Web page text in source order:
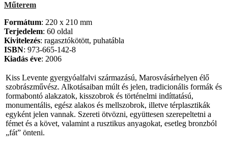
Műterem
Formátum: 220 x 210 mm
Terjedelem: 60 oldal
Kivitelezés: ragasztókötött, puhatábla
ISBN: 973-665-142-8
Kiadás éve: 2006
Kiss Levente gyergyóalfalvi származású, Marosvásárhelyen élő
szobrászművész. Alkotásaiban múlt és jelen, tradicionális formák és
formabontó alakzatok, kisszobrok és történelmi indíttatású,
monumentális, egész alakos és mellszobrok, illetve térplasztikák
egyként jelen vannak. Szereti ötvözni, együttesen szerepeltetni a
fémet és a követ, valamint a rusztikus anyagokat, esetleg bronzból
„fát” önteni.